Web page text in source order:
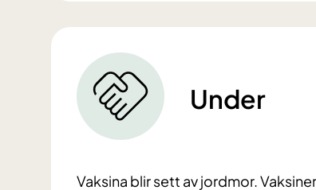
Under
Vaksina blir sett av jordmor.